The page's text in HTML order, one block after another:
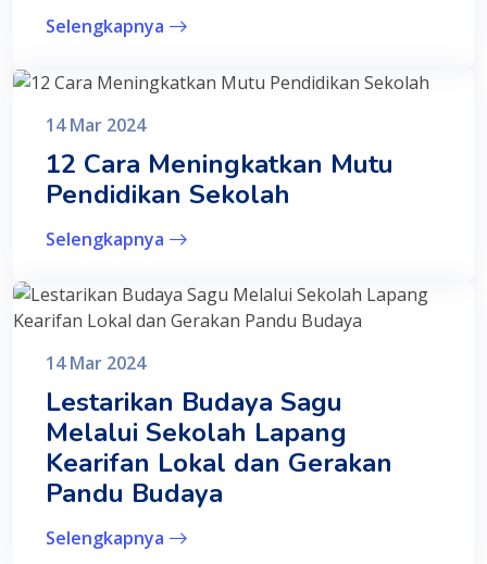
Selengkapnya
14 Mar 2024
12 Cara Meningkatkan Mutu
Pendidikan Sekolah
Selengkapnya
14 Mar 2024
Lestarikan Budaya Sagu
Melalui Sekolah Lapang
Kearifan Lokal dan Gerakan
Pandu Budaya
Selengkapnya